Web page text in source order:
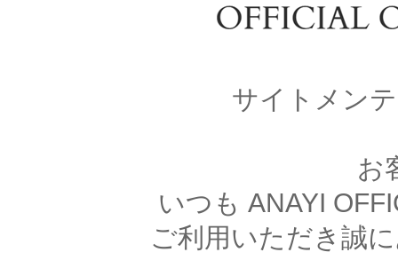
サイトメン
お
いつも ANAYI
ご利用いただき誠